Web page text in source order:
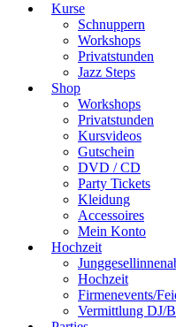
Kurse
Schnuppern
Workshops
Privatstunden
Jazz Steps
Shop
Workshops
Privatstunden
Kursvideos
Gutschein
DVD / CD
Party Tickets
Kleidung
Accessoires
Mein Konto
Hochzeit
Hochzeit
Firmenevents/
Vermittlung DJ/